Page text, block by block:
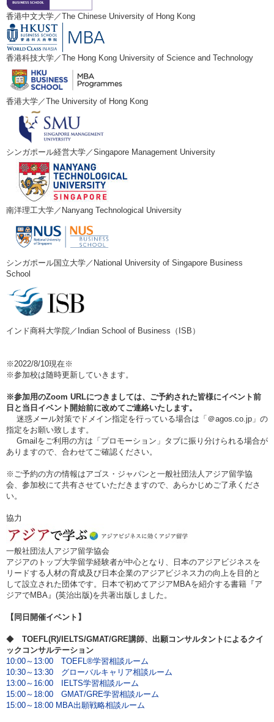
香港中文大学／The Chinese University of Hong Kong
香港科技大学／The Hong Kong University of Science and Technology
香港大学／The University of Hong Kong
シンガポール経営大学／Singapore Management University
南洋理工大学／Nanyang Technological University
シンガポール国立大学／National University of Singapore Business
School
インド商科大学院／Indian School of Business（ISB）
※2022/8/10現在※
※参加校は随時更新していきます。
※参加用のZoom URLにつきましては、ご予約された皆様にイベント前
日と当日イベント開始前に改めてご連絡いたします。
迷惑メール対策でドメイン指定を行っている場合は「＠agos.co.jp」の
指定をお願い致します。
Gmailをご利用の方は「プロモーション」タブに振り分けられる場合が
ありますので、合わせてご確認ください。
※ご予約の方の情報はアゴス・ジャパンと一般社団法人アジア留学協
会、参加校にて共有させていただきますので、あらかじめご了承くださ
い。
協力
一般社団法人アジア留学協会
アジアのトップ大学留学経験者が中心となり、日本のアジアビジネスを
リードする人材の育成及び日本企業のアジアビジネス力の向上を目的と
して設立された団体です。日本で初めてアジアMBAを紹介する書籍『ア
ジアでMBA』(英治出版)を共著出版しました。
【同日開催イベント】
◆ TOEFL(R)/IELTS/GMAT/GRE講師、出願コンサルタントによるクイ
ックコンサルテーション
10:00～13:00 TOEFL®学習相談ルーム
10:30～13:30 グローバルキャリア相談ルーム
13:00～16:00 IELTS学習相談ルーム
15:00～18:00 GMAT/GRE学習相談ルーム
15:00～18:00 MBA出願戦略相談ルーム